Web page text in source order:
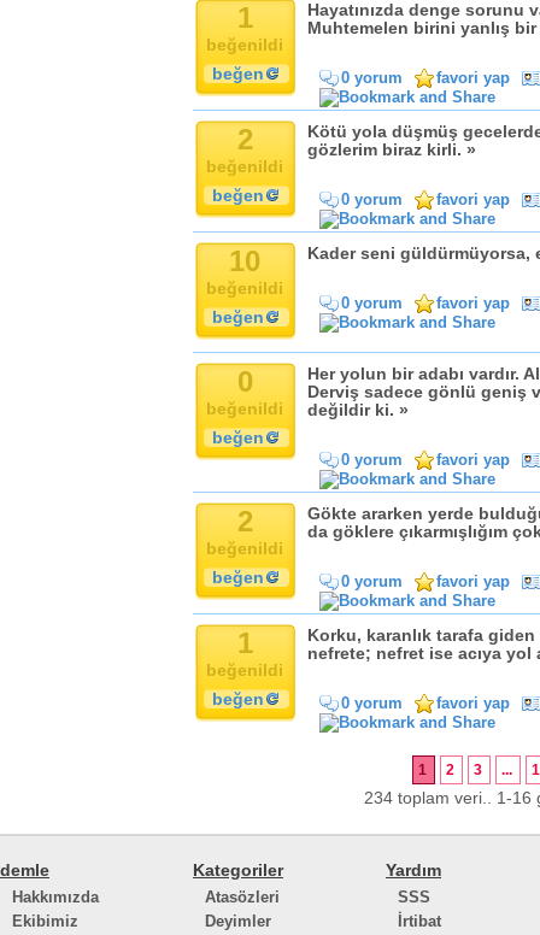
1
beğenildi
beğen
Hayatınızda denge sorunu
Muhtemelen birini yanlış
0 yorum favori yap
2
beğenildi
beğen
Kötü yola düşmüş
gözlerim biraz kirli. »
0 yorum favori yap
10
beğenildi
beğen
Kader seni güldürmüyorsa,
0 yorum favori yap
0
beğenildi
beğen
Her yolun bir adabı vardır.
Derviş sadece gönlü geniş
değildir ki. »
0 yorum favori yap
2
beğenildi
beğen
Gökte ararken yerde
da göklere çıkarmışlığım
0 yorum favori yap
1
beğenildi
beğen
Korku, karanlık tarafa
nefrete; nefret ise acıya yol
0 yorum favori yap
1 2 3 ...
234 toplam veri.. 1-16
demle
Hakkımızda
Ekibimiz
Kategoriler
Atasözleri
Deyimler
Yardım
SSS
İrtibat